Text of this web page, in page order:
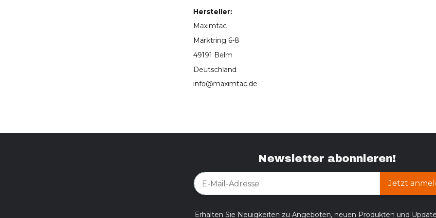
Hersteller:
Maximtac
Marktring 6-8
49191 Belm
Deutschland
info@maximtac.de
Newsletter abonnieren!
Jetzt
Erhalten Sie Neuigkeiten zu Angeboten, neuen Produkten und